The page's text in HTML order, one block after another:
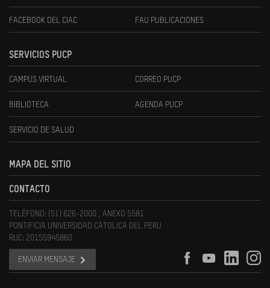
FACEBOOK DEL CIAC FAU PUBLICACIONES
SERVICIOS PUCP
CAMPUS VIRTUAL CORREO PUCP
BIBLIOTECA AGENDA PUCP
SERVICIO DE SALUD
MAPA DEL SITIO
CONTACTO
TELÉFONO: (51) 626-2000 , ANEXO 5581
PONTIFICIA UNIVERSIDAD CATOLICA DEL PERU
RUC: 20155945860
ENVIAR MENSAJE